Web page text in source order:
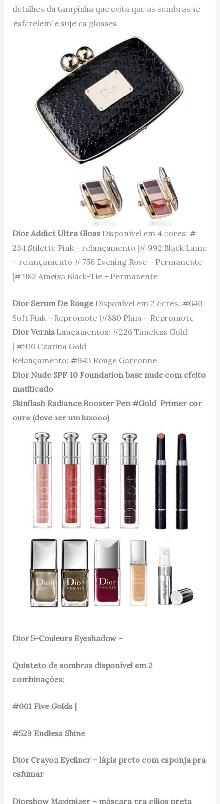
detalhes da tampinha que evita que as sombras se
‘esfarelem’ e suje os glosses
Dior Addict Ultra Gloss Disponível em 4 cores: #
234 Stiletto Pink – relançamento |# 992 Black Lame
– relançamento # 756 Evening Rose – Permanente
|# 982 Ameixa Black-Tie – Permanente
Dior Serum De Rouge Disponível em 2 cores: #640
Soft Pink – Repromote |#880 Plum – Repromote
Dior Vernis Lançamentos: #226 Timeless Gold
| #916 Czarina Gold
Relançamento: #943 Rouge Garconne
Dior Nude SPF 10 Foundation base nude com efeito
matificado
Skinflash Radiance Booster Pen #Gold Primer cor
ouro (deve ser um luxooo)
Dior 5-Couleurs Eyeshadow –
Quinteto de sombras disponível em 2
combinações:
#001 Five Golds |
#529 Endless Shine
Dior Crayon Eyeliner – lápis preto com esponja pra
esfumar
Diorshow Maximizer – máscara pra cílios preta